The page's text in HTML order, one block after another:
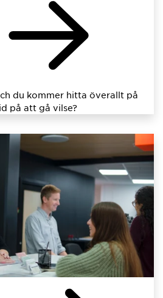
du kommer hitta överallt på
på att gå vilse?